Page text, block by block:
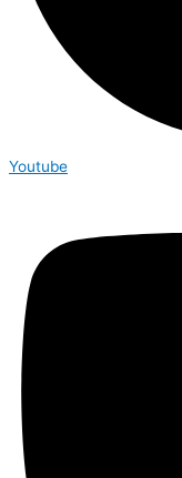
Youtube